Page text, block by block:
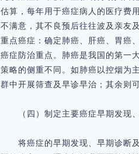
估算，每年用于癌症病人的医疗费
不满意，其不良预后往往波及亲友
重点癌症：确定肺癌、肝癌、胃癌
癌症防治重点。肺癌是我国的第一
策略的侧重不同。如肺癌以控烟为
群中开展筛查及早诊早治；其余则
（四）制定主要癌症早期发现
将癌症的早期发现、早期诊断